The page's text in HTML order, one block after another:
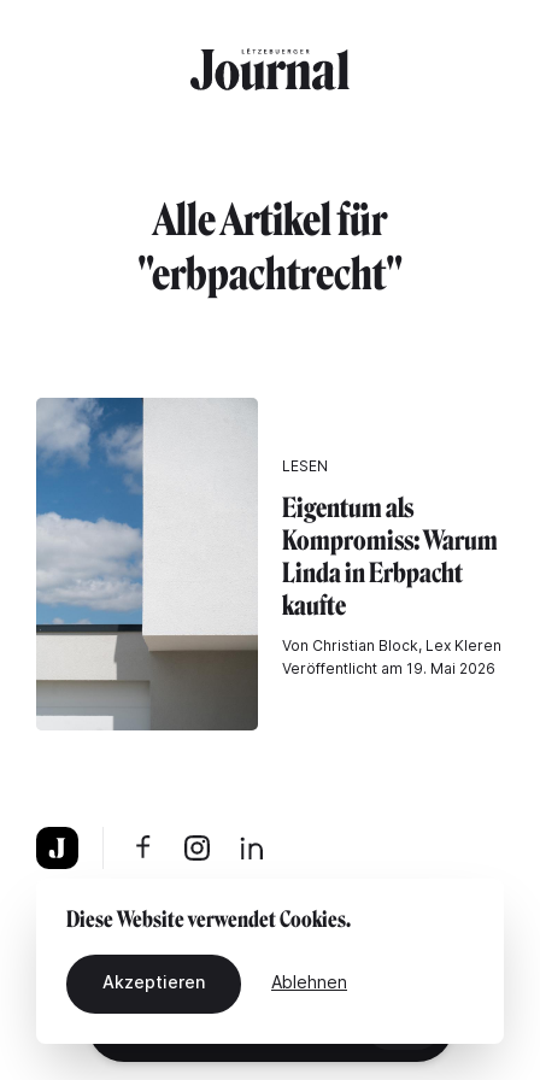
Alle Artikel für
"erbpachtrecht"
LESEN
Eigentum als
Kompromiss: Warum
Linda in Erbpacht
kaufte
Von Christian Block, Lex Kleren
Veröffentlicht am 19. Mai 2026
Über uns Rechtshinweis Kontaktiere uns
Diese Website verwendet Cookies.
Akzeptieren Ablehnen